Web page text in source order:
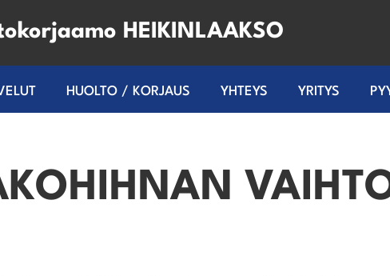
HEIKINLAAKSO
HUOLTO / KORJAUS YHTEYS YRITYS